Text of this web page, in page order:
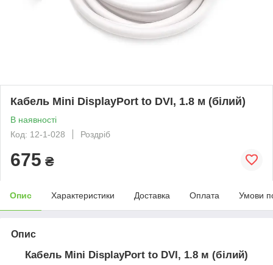
Кабель Mini DisplayPort to DVI, 1.8 м (білий)
В наявності
Код: 12-1-028
Роздріб
675 ₴
Опис Характеристики Доставка Оплата Умови
Опис
Кабель Mini DisplayPort to DVI, 1.8 м (білий)